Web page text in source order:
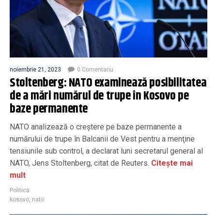
noiembrie 21, 2023 0 Comentariu
Stoltenberg: NATO examinează posibilitatea
de a mări numărul de trupe în Kosovo pe
baze permanente
NATO analizează o creştere pe baze permanente a
numărului de trupe în Balcanii de Vest pentru a menţine
tensiunile sub control, a declarat luni secretarul general al
NATO, Jens Stoltenberg, citat de Reuters. Citește mai
mult
Politică
kosovo, nato